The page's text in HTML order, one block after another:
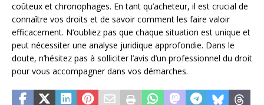
coûteux et chronophages. En tant qu’acheteur, il est crucial de
connaître vos droits et de savoir comment les faire valoir
efficacement. N’oubliez pas que chaque situation est unique et
peut nécessiter une analyse juridique approfondie. Dans le
doute, n’hésitez pas à solliciter l’avis d’un professionnel du droit
pour vous accompagner dans vos démarches.